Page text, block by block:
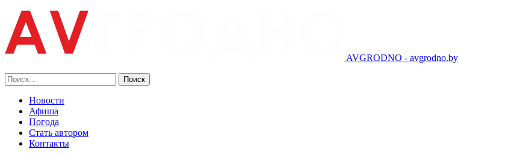
AVGRODNO - avgrodno.by
Новости
Афиша
Погода
Стать автором
Контакты